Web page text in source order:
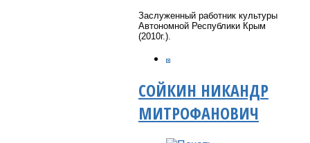
Заслуженный работник культуры
Автономной Республики Крым
(2010г.).
СОЙКИН НИКАНДР
МИТРОФАНОВИЧ